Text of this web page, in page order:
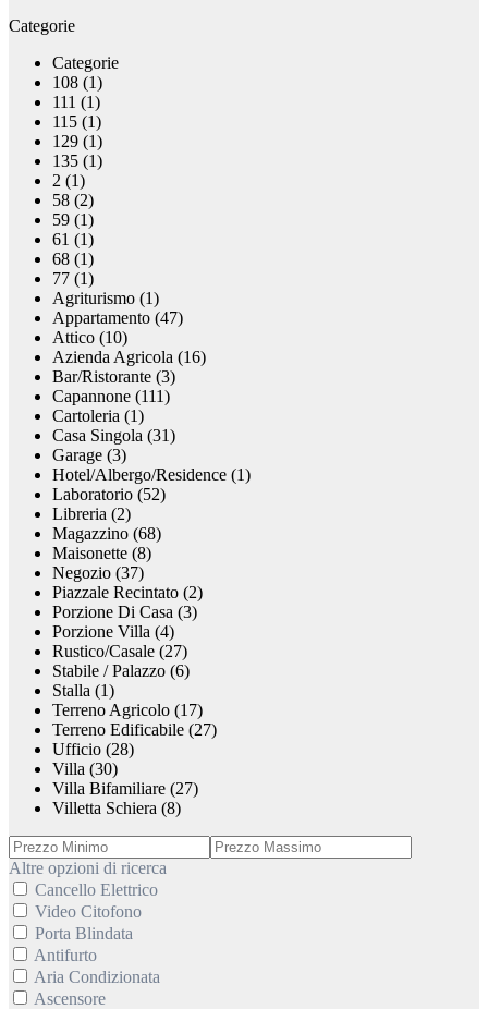
Categorie
Categorie
108 (1)
111 (1)
115 (1)
129 (1)
135 (1)
2 (1)
58 (2)
59 (1)
61 (1)
68 (1)
77 (1)
Agriturismo (1)
Appartamento (47)
Attico (10)
Azienda Agricola (16)
Bar/Ristorante (3)
Capannone (111)
Cartoleria (1)
Casa Singola (31)
Garage (3)
Hotel/Albergo/Residence (1)
Laboratorio (52)
Libreria (2)
Magazzino (68)
Maisonette (8)
Negozio (37)
Piazzale Recintato (2)
Porzione Di Casa (3)
Porzione Villa (4)
Rustico/Casale (27)
Stabile / Palazzo (6)
Stalla (1)
Terreno Agricolo (17)
Terreno Edificabile (27)
Ufficio (28)
Villa (30)
Villa Bifamiliare (27)
Villetta Schiera (8)
Altre opzioni di ricerca
Cancello Elettrico
Video Citofono
Porta Blindata
Antifurto
Aria Condizionata
Ascensore